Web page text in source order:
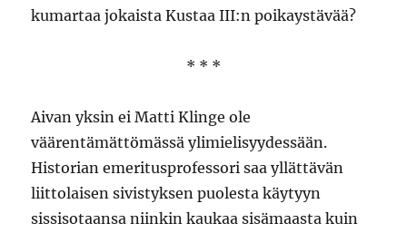
kumartaa jokaista Kustaa III:n poikaystävää?
* * *
Aivan yksin ei Matti Klinge ole
väärentämättömässä ylimielisyydessään.
Historian emeritusprofessori saa yllättävän
liittolaisen sivistyksen puolesta käytyyn
sissisotaansa niinkin kaukaa sisämaasta kuin